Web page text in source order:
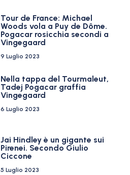
Tour de France: Michael
Woods vola a Puy de Dôme.
Pogacar rosicchia secondi a
Vingegaard
9 Luglio 2023
Nella tappa del Tourmaleut,
Tadej Pogacar graffia
Vingegaard
6 Luglio 2023
Jai Hindley è un gigante sui
Pirenei. Secondo Giulio
Ciccone
5 Luglio 2023